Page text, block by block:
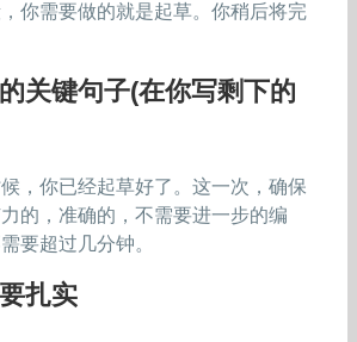
你需要做的就是起草。你稍后将完
关键句子(在你写剩下的
，你已经起草好了。这一次，确保
的，准确的，不需要进一步的编
要超过几分钟。
扎实